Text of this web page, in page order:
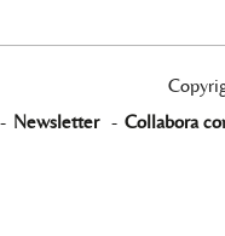
- Newsletter - Collabora